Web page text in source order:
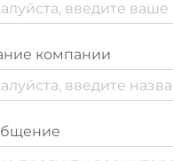
компании